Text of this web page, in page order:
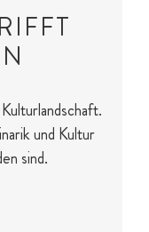
und Kultur
sind.